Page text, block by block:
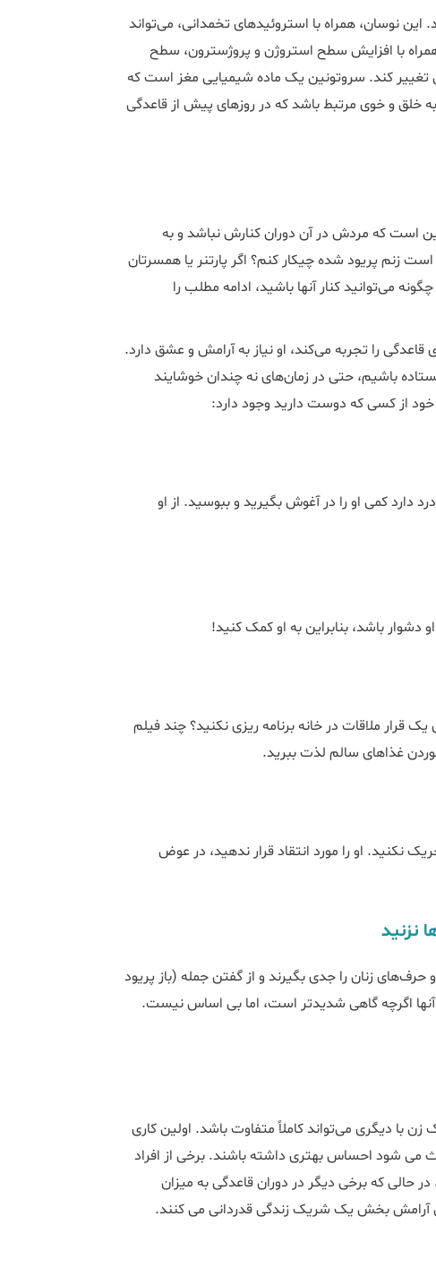
نوسان، همراه با استروئیدهای تخمدانی، می‌تواند
با افزایش سطح استروژن و پروژسترون، سطح
کند. سروتونین یک ماده شیمیایی مغز است که
خلق و خوی مرتبط باشد که در روزهای پیش از قاعدگی
است که مردش در آن دوران کنارش نباشد و به
زنم پریود شده چیکار کنم؟ اگر پارتنر یا همسرتان
می‌توانید کنار آنها باشید، ادامه مطلب را
را تجربه می‌کند، او نیاز به آرامش و عشق دارد.
باشیم، حتی در زمان‌های نه چندان خوشایند
خود از کسی که دوست دارید وجود دارد:
دارد کمی او را در آغوش بگیرید و ببوسید. از او
باشد، بنابراین به او کمک کنید!
قرار ملاقات در خانه برنامه ریزی نکنید؟ چند فیلم
غذاهای سالم لذت ببرید.
نکنید. او را مورد انتقاد قرار ندهید، در عوض
نزنید
زنان را جدی بگیرند و از گفتن جمله (باز پریود
اگرچه گاهی شدیدتر است، اما بی اساس نیست.
با دیگری می‌تواند کاملاً متفاوت باشد. اولین کاری
می شود احساس بهتری داشته باشند. برخی از افراد
حالی که برخی دیگر در دوران قاعدگی به میزان
آرامش بخش یک شریک زندگی قدردانی می کنند.